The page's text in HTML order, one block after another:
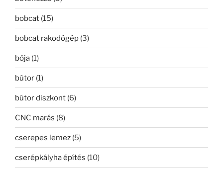
bobcat (15)
bobcat rakodógép (3)
bója (1)
bútor (1)
bútor diszkont (6)
CNC marás (8)
cserepes lemez (5)
cserépkályha építés (10)